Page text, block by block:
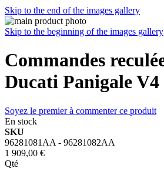
Skip to the end of the images gallery
Skip to the beginning of the images gallery
Commandes
Ducati Panigale V4
Soyez le premier à commenter ce produit
En stock
SKU
96281081AA - 96281082AA
1 909,00 €
Qté